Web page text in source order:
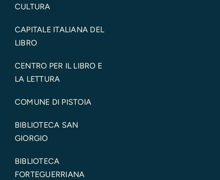
CULTURA
CAPITALE ITALIANA DEL
LIBRO
CENTRO PER IL LIBRO E
LA LETTURA
COMUNE DI PISTOIA
BIBLIOTECA SAN
GIORGIO
BIBLIOTECA
FORTEGUERRIANA